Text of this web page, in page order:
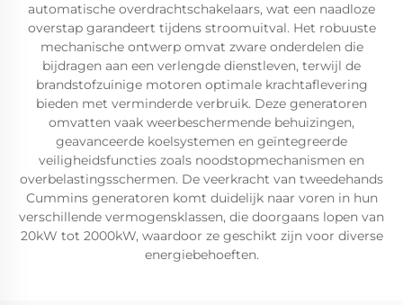
automatische overdrachtschakelaars, wat een naadloze
overstap garandeert tijdens stroomuitval. Het robuuste
mechanische ontwerp omvat zware onderdelen die
bijdragen aan een verlengde dienstleven, terwijl de
brandstofzuinige motoren optimale krachtaflevering
bieden met verminderde verbruik. Deze generatoren
omvatten vaak weerbeschermende behuizingen,
geavanceerde koelsystemen en geïntegreerde
veiligheidsfuncties zoals noodstopmechanismen en
overbelastingsschermen. De veerkracht van tweedehands
Cummins generatoren komt duidelijk naar voren in hun
verschillende vermogensklassen, die doorgaans lopen van
20kW tot 2000kW, waardoor ze geschikt zijn voor diverse
energiebehoeften.